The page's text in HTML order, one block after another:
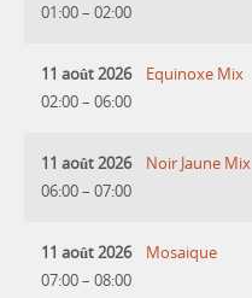
01:00– 02:00
11 août 2026
02:00– 06:00
Equinoxe Mix
11 août 2026
06:00– 07:00
Noir Jaune Mix
11 août 2026
07:00– 08:00
Mosaique